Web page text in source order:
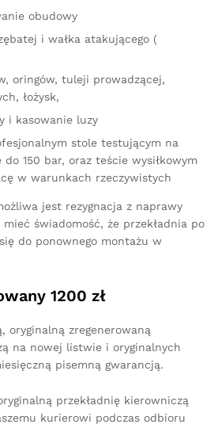
obudowy
i wałka atakującego (
oringów, tuleji prowadzącej,
łożysk,
i kasowanie luzy
stole testującym na
150 bar, oraz teście wysiłkowym
w warunkach rzeczywistych
jest rezygnacja z naprawy
świadomość, że przekładnia po
do ponownego montażu w
1200 zł
oryginalną zregenerowaną
na nowej listwie i oryginalnych
pisemną gwarancją.
przekładnię kierowniczą
kurierowi podczas odbioru